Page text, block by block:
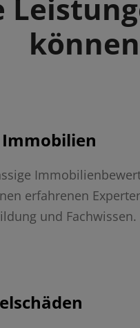
erfahrenen
und Fachwissen.